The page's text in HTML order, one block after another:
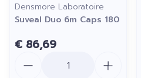
Densmore Laboratoire
Suveal Duo 6m Caps 180
€ 86,69